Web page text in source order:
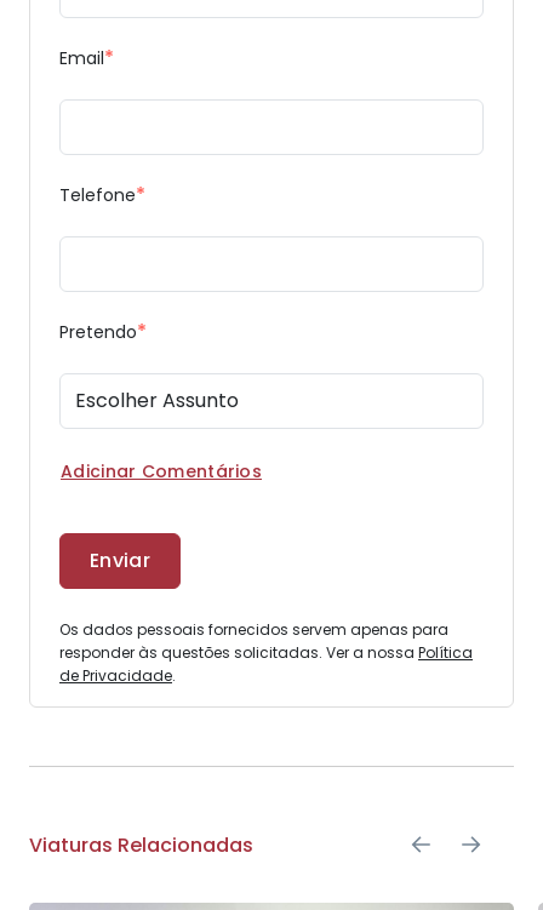
Email*
Telefone*
Pretendo*
Adicinar Comentários
Os dados pessoais fornecidos servem apenas para
responder às questões solicitadas. Ver a nossa Política
de Privacidade.
Viaturas Relacionadas